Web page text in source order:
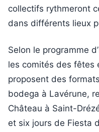
collectifs rythmeront
dans différents lieux
Selon le programme
les comités des fêtes
proposent des
bodega à Lavérune,
Château à Saint-
et six jours de Fiesta